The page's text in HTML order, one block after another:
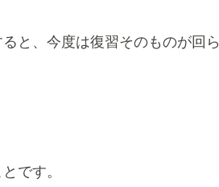
と、今度は復習そのものが回ら
です。